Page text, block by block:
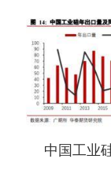
中国工业